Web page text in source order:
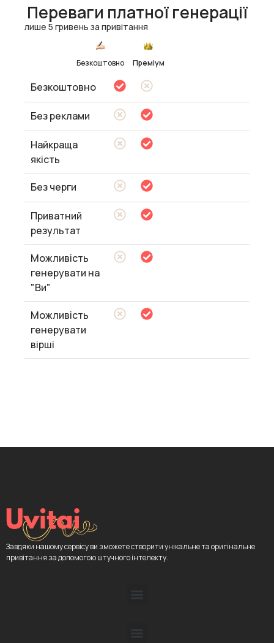
Переваги платної генерації
лише 5 гривень за привітання
Безкоштовно Преміум
Безкоштовно
Без реклами
Найкраща
якість
Без черги
Приватний
результат
Можливість
генерувати на
"Ви"
Можливість
генерувати
вірші
Завдяки нашому сервісу ви зможете створити унікальне та оригінальне
привітання за допомогою штучного інтелекту.